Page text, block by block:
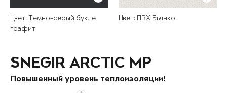
Цвет: Темно-серый букле
графит
Цвет: ПВХ Бьянко
SNEGIR ARCTIC MP
Повышенный уровень теплоизоляции!